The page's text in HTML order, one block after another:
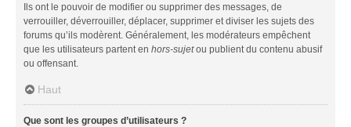
Ils ont le pouvoir de modifier ou supprimer des messages, de
verrouiller, déverrouiller, déplacer, supprimer et diviser les sujets des
forums qu’ils modèrent. Généralement, les modérateurs empêchent
que les utilisateurs partent en hors-sujetou publient du contenu abusif
ou offensant.
Haut
Que sont les groupes d’utilisateurs ?